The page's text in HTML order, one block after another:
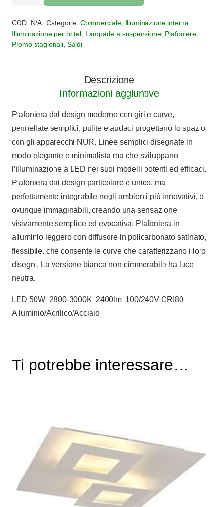
LED
Nur
COD: N/A Categorie: Commerciale, Illuminazione interna
Illuminazione per hotel Lampade a sospensione Plafoniere
Promo stagionali Saldi
Descrizione
Informazioni aggiuntive
Plafoniera dal design moderno con giri e curve,
pennellate semplici, pulite e audaci progettano lo spazio
con gli apparecchi NUR. Linee semplici disegnate in
modo elegante e minimalista ma che sviluppano
l’illuminazione a LED nei suoi modelli potenti ed efficaci.
Plafoniera dal design particolare e unico, ma
perfettamente integrabile negli ambienti più innovativi, o
ovunque immaginabili, creando una sensazione
visivamente semplice ed evocativa. Plafoniera in
alluminio leggero con diffusore in policarbonato satinato,
flessibile, che consente le curve che caratterizzano i loro
disegni. La versione bianca non dimmerabile ha luce
neutra.
LED 50W 2800-3000K 2400lm 100/240V CRI80
Alluminio/Acrilico/Acciaio
Ti potrebbe interessare…